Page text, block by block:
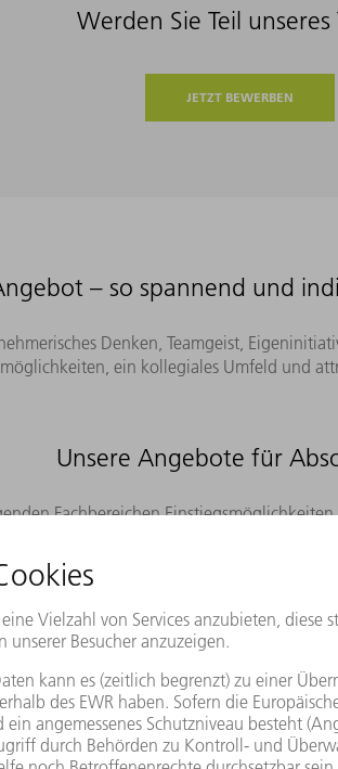
Werden Sie Teil unseres
JETZT BEWERBEN
– so spannend und
Denken, Teamgeist,
ein kollegiales Umfeld und
Unsere Angebote für
Fachbereichen
Bereich um, begleiten
der angewandten Forschung einsetzen.